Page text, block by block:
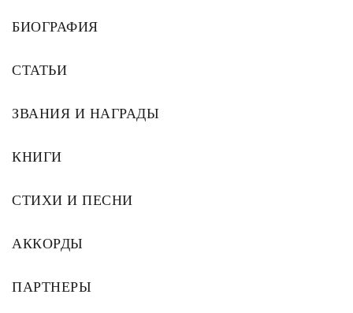
БИОГРАФИЯ
СТАТЬИ
ЗВАНИЯ И НАГРАДЫ
КНИГИ
СТИХИ И ПЕСНИ
АККОРДЫ
ПАРТНЕРЫ